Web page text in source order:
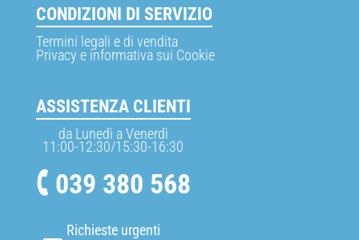
CONDIZIONI DI SERVIZIO
Termini legali e di vendita
Privacy e informativa sui Cookie
ASSISTENZA CLIENTI
da Lunedì a Venerdì
11:00-12:30/15:30-16:30
039 380 568
Richieste urgenti